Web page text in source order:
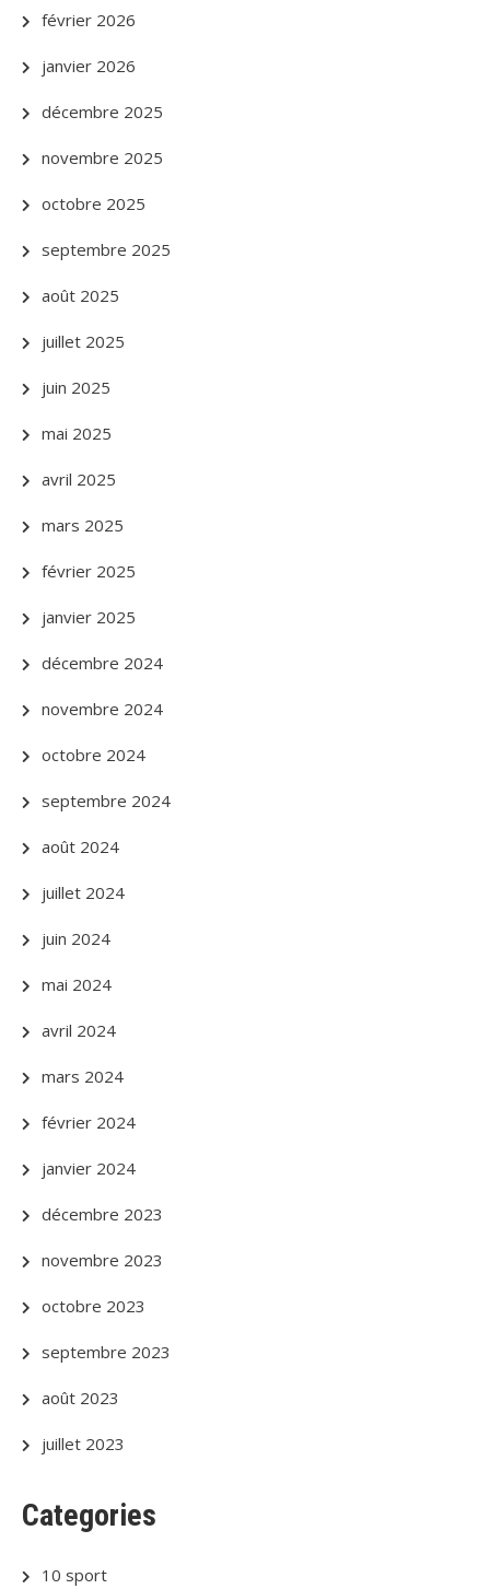
février 2026
janvier 2026
décembre 2025
novembre 2025
octobre 2025
septembre 2025
août 2025
juillet 2025
juin 2025
mai 2025
avril 2025
mars 2025
février 2025
janvier 2025
décembre 2024
novembre 2024
octobre 2024
septembre 2024
août 2024
juillet 2024
juin 2024
mai 2024
avril 2024
mars 2024
février 2024
janvier 2024
décembre 2023
novembre 2023
octobre 2023
septembre 2023
août 2023
juillet 2023
Categories
10 sport